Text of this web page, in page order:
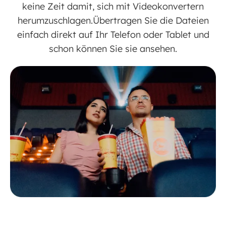
keine Zeit damit, sich mit Videokonvertern
herumzuschlagen.Übertragen Sie die Dateien
einfach direkt auf Ihr Telefon oder Tablet und
schon können Sie sie ansehen.